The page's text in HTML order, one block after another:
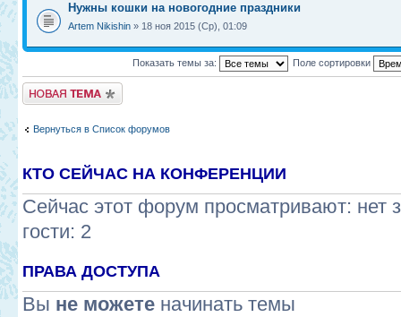
Нужны кошки на новогодние праздники
Artem Nikishin » 18 ноя 2015 (Ср), 01:09
Показать темы за: Поле сортировки
Новая тема
Вернуться в Список форумов
КТО СЕЙЧАС НА КОНФЕРЕНЦИИ
Сейчас этот форум просматривают: нет
гости: 2
ПРАВА ДОСТУПА
Вы не можете начинать темы